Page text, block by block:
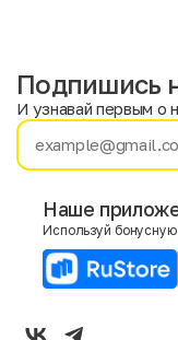
Имя
E-mail
Подпишись
И узнавай первым о
Наше
Используй